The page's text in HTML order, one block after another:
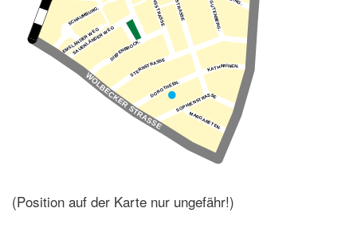
(Position auf der Karte nur ungefähr!)